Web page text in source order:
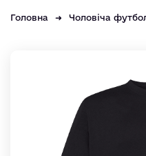
Головна Чоловіча